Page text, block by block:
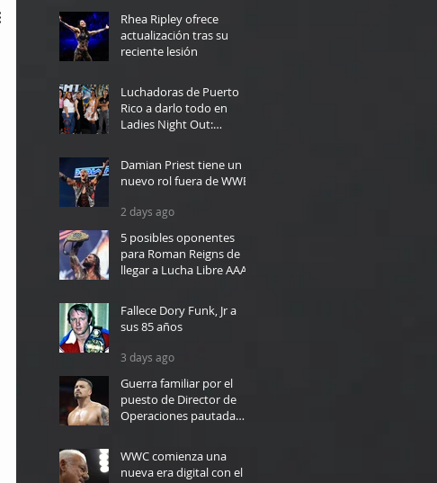
Rhea Ripley ofrece
actualización tras su
reciente lesión
Luchadoras de Puerto
Rico a darlo todo en
Ladies Night Out:
Damian Priest tiene un
nuevo rol fuera de WWE
2 days ago
5 posibles oponentes
para Roman Reigns de
llegar a Lucha Libre AAA
Fallece Dory Funk, Jr a
sus 85 años
3 days ago
Guerra familiar por el
puesto de Director de
Operaciones pautada
WWC comienza una
nueva era digital con el